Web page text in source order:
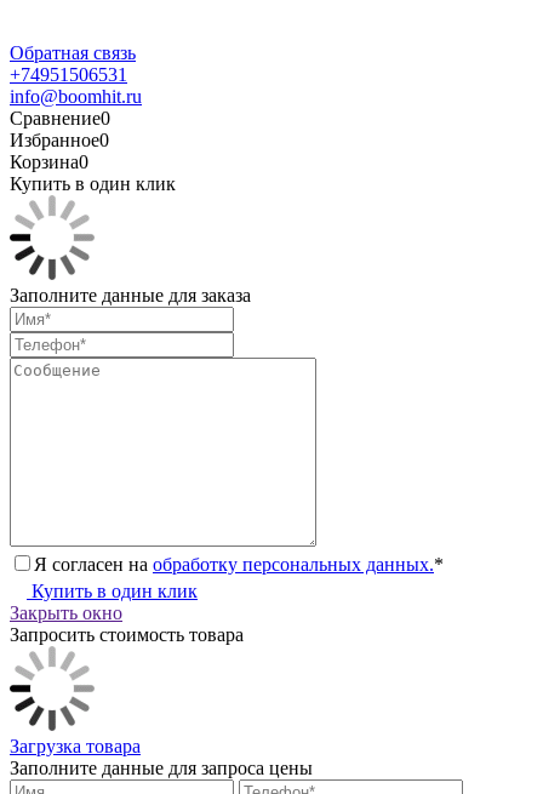
Обратная связь
+74951506531
info@boomhit.ru
Сравнение0
Избранное0
Корзина0
Купить в один клик
Заполните данные для заказа
Я согласен на обработку персональных данных.*
Купить в один клик
Закрыть окно
Запросить стоимость товара
Загрузка товара
Заполните данные для запроса цены